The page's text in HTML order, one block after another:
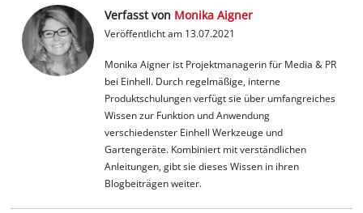
Verfasst von Monika Aigner
Veröffentlicht am 13.07.2021
Monika Aigner ist Projektmanagerin für Media & PR
bei Einhell. Durch regelmäßige, interne
Produktschulungen verfügt sie über umfangreiches
Wissen zur Funktion und Anwendung
verschiedenster Einhell Werkzeuge und
Gartengeräte. Kombiniert mit verständlichen
Anleitungen, gibt sie dieses Wissen in ihren
Blogbeiträgen weiter.